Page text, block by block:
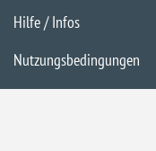
Hilfe / Infos
Nutzungsbedingungen